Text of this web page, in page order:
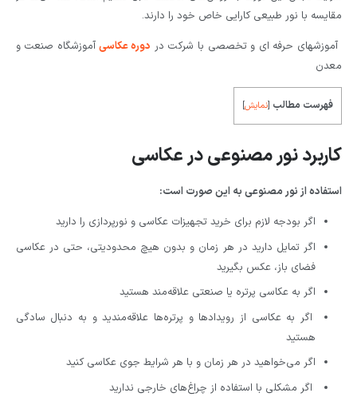
مقایسه با نور طبیعی کارایی خاص خود را دارند.
آموزشهای حرفه ای و تخصصی با شرکت در دوره عکاسی آموزشگاه صنعت و
معدن
فهرست مطالب [نمایش]
کاربرد نور مصنوعی در عکاسی
استفاده از نور مصنوعی به این صورت است:
اگر بودجه لازم برای خرید تجهیزات عکاسی و نورپردازی را دارید
اگر تمایل دارید در هر زمان و بدون هیچ محدودیتی، حتی در عکاسی
فضای باز، عکس بگیرید
اگر به عکاسی پرتره یا صنعتی علاقه‌مند هستید
اگر به عکاسی از رویدادها و پرتره‌ها علاقه‌مندید و به دنبال سادگی
هستید
اگر می‌خواهید در هر زمان و با هر شرایط جوی عکاسی کنید
اگر مشکلی با استفاده از چراغ‌های خارجی ندارید